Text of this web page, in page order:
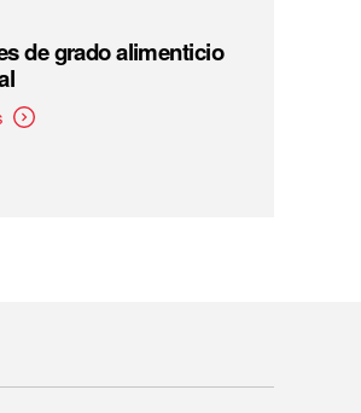
de grado alimenticio